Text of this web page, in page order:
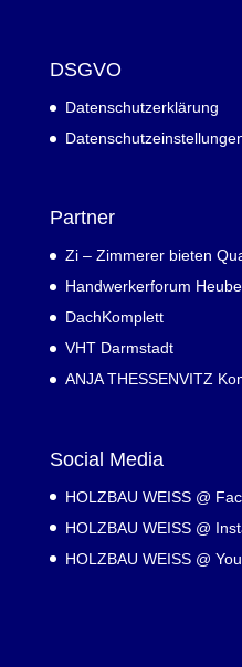
DSGVO
Datenschutzerklärung
Partner
Zi – Zimmerer bieten
Handwerkerforum
DachKomplett
VHT Darmstadt
ANJA THESSENVITZ
Social Media
HOLZBAU WEISS @
HOLZBAU WEISS @
HOLZBAU WEISS @